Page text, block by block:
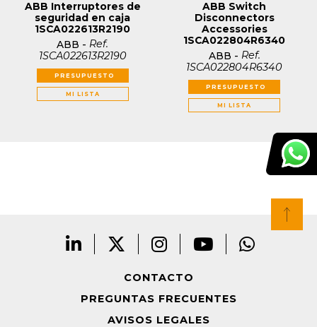
ABB Interruptores de
seguridad en caja
1SCA022613R2190
ABB - Ref.
1SCA022613R2190
PRESUPUESTO
MI LISTA
ABB Switch
Disconnectors
Accessories
1SCA022804R6340
ABB - Ref.
1SCA022804R6340
PRESUPUESTO
MI LISTA
CONTACTO
PREGUNTAS FRECUENTES
AVISOS LEGALES